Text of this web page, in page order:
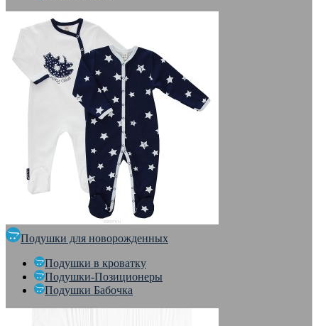
Подушки для новорожденных
Подушки в кроватку
Подушки-Позиционеры
Подушки Бабочка